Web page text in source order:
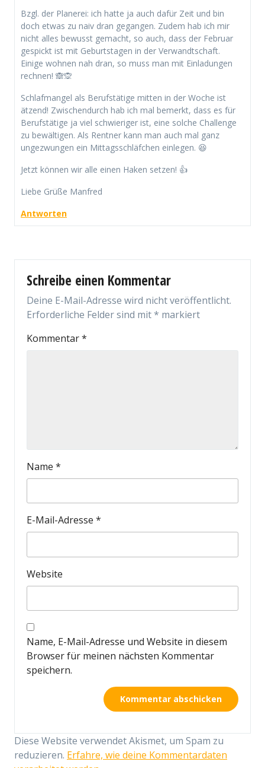
Bzgl. der Planerei: ich hatte ja auch dafür Zeit und bin
doch etwas zu naiv dran gegangen. Zudem hab ich mir
nicht alles bewusst gemacht, so auch, dass der Februar
gespickt ist mit Geburtstagen in der Verwandtschaft.
Einige wohnen nah dran, so muss man mit Einladungen
rechnen! 🙈🙊
Schlafmangel als Berufstätige mitten in der Woche ist
ätzend! Zwischendurch hab ich mal bemerkt, dass es für
Berufstätige ja viel schwieriger ist, eine solche Challenge
zu bewältigen. Als Rentner kann man auch mal ganz
ungezwungen ein Mittagsschläfchen einlegen. 😆
Jetzt können wir alle einen Haken setzen! 👍
Liebe Grüße Manfred
Antworten
Schreibe einen Kommentar
Deine E-Mail-Adresse wird nicht veröffentlicht.
Erforderliche Felder sind mit* markiert
Kommentar*
Name *
E-Mail-Adresse *
Website
Name, E-Mail-Adresse und Website in diesem
Browser für meinen nächsten Kommentar
speichern.
Diese Website verwendet Akismet, um Spam zu
reduzieren. Erfahre, wie deine Kommentardaten